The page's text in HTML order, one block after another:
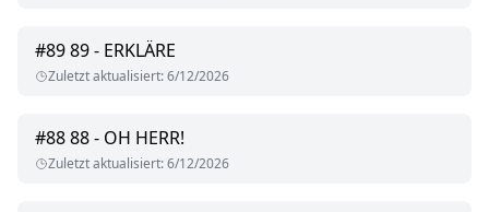
#8989 - ERKLÄRE
Zuletzt aktualisiert:6/12/2026
#8888 - OH HERR!
Zuletzt aktualisiert:6/12/2026